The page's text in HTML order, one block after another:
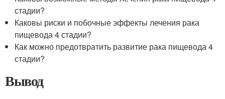
стадии?
Каковы риски и побочные эффекты лечения рака
пищевода 4 стадии?
Как можно предотвратить развитие рака пищевода 4
стадии?
Вывод